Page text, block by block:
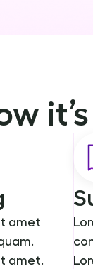
amet
amet.